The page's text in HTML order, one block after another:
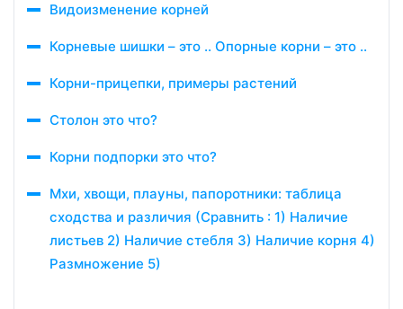
Видоизменение корней
Корневые шишки – это .. Опорные корни – это ..
Корни-прицепки, примеры растений
Столон это что?
Корни подпорки это что?
Мхи, хвощи, плауны, папоротники: таблица
сходства и различия (Сравнить : 1) Наличие
листьев 2) Наличие стебля 3) Наличие корня 4)
Размножение 5)